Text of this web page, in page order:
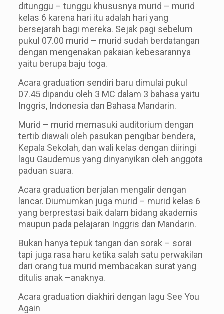
ditunggu – tunggu khususnya murid – murid
kelas 6 karena hari itu adalah hari yang
bersejarah bagi mereka. Sejak pagi sebelum
pukul 07.00 murid – murid sudah berdatangan
dengan mengenakan pakaian kebesarannya
yaitu berupa baju toga.
Acara graduation sendiri baru dimulai pukul
07.45 dipandu oleh 3 MC dalam 3 bahasa yaitu
Inggris, Indonesia dan Bahasa Mandarin.
Murid – murid memasuki auditorium dengan
tertib diawali oleh pasukan pengibar bendera,
Kepala Sekolah, dan wali kelas dengan diiringi
lagu Gaudemus yang dinyanyikan oleh anggota
paduan suara.
Acara graduation berjalan mengalir dengan
lancar. Diumumkan juga murid – murid kelas 6
yang berprestasi baik dalam bidang akademis
maupun pada pelajaran Inggris dan Mandarin.
Bukan hanya tepuk tangan dan sorak – sorai
tapi juga rasa haru ketika salah satu perwakilan
dari orang tua murid membacakan surat yang
ditulis anak –anaknya.
Acara graduation diakhiri dengan lagu See You
Again